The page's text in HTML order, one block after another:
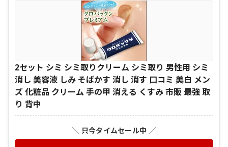
2セット シミ シミ取りクリーム シミ取り 男性用 シミ
消し 美容液 しみ そばかす 消し 消す 口コミ 美白 メン
ズ 化粧品 クリーム 手の甲 消える くすみ 市販 最強 取
り 背中
＼ 只今タイムセール中 ／